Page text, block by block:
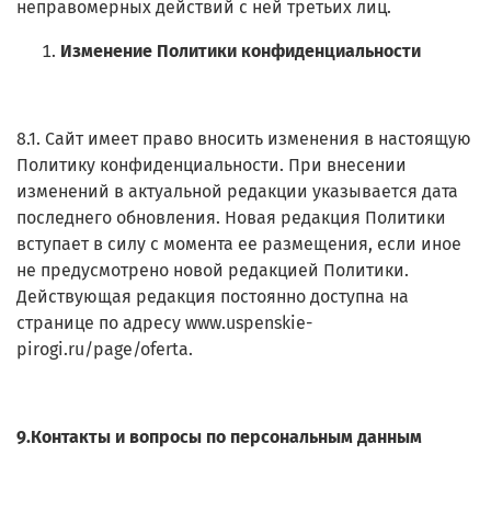
неправомерных действий с ней третьих лиц.
Изменение Политики конфиденциальности
8.1. Сайт имеет право вносить изменения в настоящую
Политику конфиденциальности. При внесении
изменений в актуальной редакции указывается дата
последнего обновления. Новая редакция Политики
вступает в силу с момента ее размещения, если иное
не предусмотрено новой редакцией Политики.
Действующая редакция постоянно доступна на
странице по адресу www.uspenskie-
pirogi.ru/page/oferta.
9.Контакты и вопросы по персональным данным